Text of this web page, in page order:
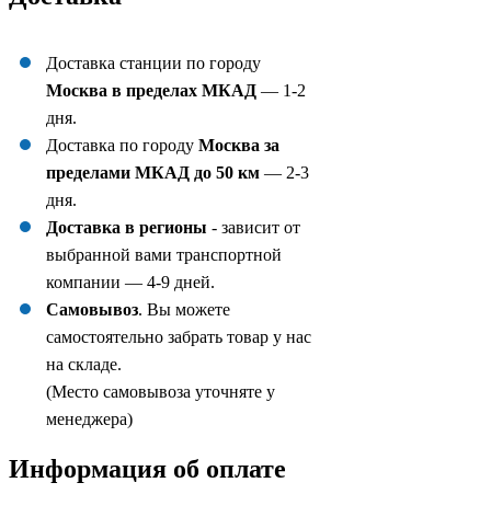
Доставка станции по городу
Москва в пределах МКАД — 1-2
дня.
Доставка по городу Москва за
пределами МКАД до 50 км — 2-3
дня.
Доставка в регионы - зависит от
выбранной вами транспортной
компании — 4-9 дней.
Самовывоз. Вы можете
самостоятельно забрать товар у нас
на складе.
(Место самовывоза уточняте у
менеджера)
Информация об оплате